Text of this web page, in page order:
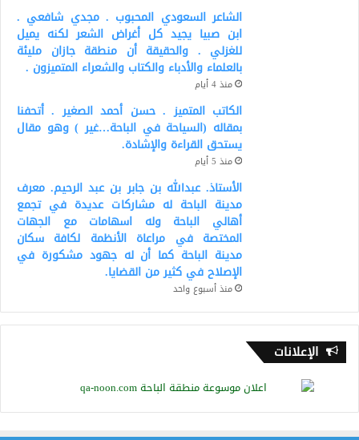
الشاعر السعودي المحبوب . مجدي شافعي .
ابن صبيا يجيد كل أغراض الشعر لكنه يميل
للغزلي . والحقيقة أن منطقة جازان مليئة
بالعلماء والأدباء والكتاب والشعراء المتميزون .
منذ 4 أيام
الكاتب المتميز . حسن أحمد الصغير . أتحفنا
بمقاله (السياحة في الباحة…غير ) وهو مقال
يستحق القراءة والإشادة.
منذ 5 أيام
الأستاذ. عبدالله بن جابر بن عبد الرحيم. معرف
مدينة الباحة له مشاركات عديدة في تجمع
أهالي الباحة وله اسهامات مع الجهات
المختصة في مراعاة الأنظمة لكافة سكان
مدينة الباحة كما أن له جهود مشكورة في
الإصلاح في كثير من القضايا.
منذ أسبوع واحد
الإعلانات